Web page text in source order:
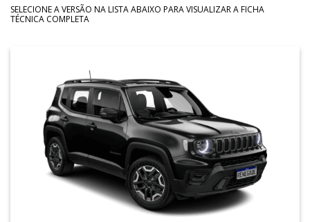
SELECIONE A VERSÃO NA LISTA ABAIXO PARA VISUALIZAR A FICHA
TÉCNICA COMPLETA